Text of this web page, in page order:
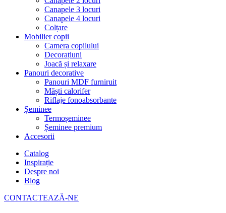
Canapele 3 locuri
Canapele 4 locuri
Colțare
Mobilier copii
Camera copilului
Decorațiuni
Joacă și relaxare
Panouri decorative
Panouri MDF furniruit
Măști calorifer
Riflaje fonoabsorbante
Șeminee
Termoșeminee
Șeminee premium
Accesorii
Catalog
Inspirație
Despre noi
Blog
CONTACTEAZĂ-NE